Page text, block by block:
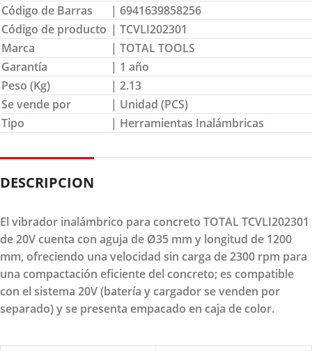
Código de Barras
| 6941639858256
Código de producto | TCVLI202301
Marca
| TOTAL TOOLS
Garantía
| 1 año
Peso (Kg)
| 2.13
Se vende por
| Unidad (PCS)
Tipo
| Herramientas Inalámbricas
DESCRIPCION
El vibrador inalámbrico para concreto TOTAL TCVLI202301
de 20V cuenta con aguja de Ø35 mm y longitud de 1200
mm, ofreciendo una velocidad sin carga de 2300 rpm para
una compactación eficiente del concreto; es compatible
con el sistema 20V (batería y cargador se venden por
separado) y se presenta empacado en caja de color.